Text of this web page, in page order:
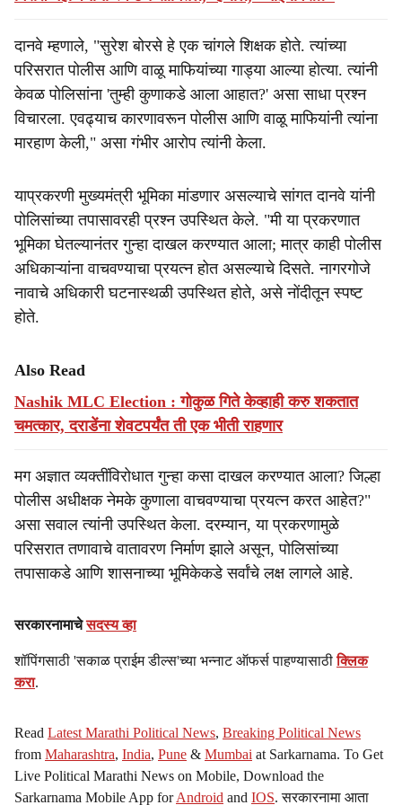
दानवे म्हणाले, "सुरेश बोरसे हे एक चांगले शिक्षक होते. त्यांच्या
परिसरात पोलीस आणि वाळू माफियांच्या गाड्या आल्या होत्या. त्यांनी
केवळ पोलिसांना 'तुम्ही कुणाकडे आला आहात?' असा साधा प्रश्न
विचारला. एवढ्याच कारणावरून पोलीस आणि वाळू माफियांनी त्यांना
मारहाण केली," असा गंभीर आरोप त्यांनी केला.
याप्रकरणी मुख्यमंत्री भूमिका मांडणार असल्याचे सांगत दानवे यांनी
पोलिसांच्या तपासावरही प्रश्न उपस्थित केले. "मी या प्रकरणात
भूमिका घेतल्यानंतर गुन्हा दाखल करण्यात आला; मात्र काही पोलीस
अधिकाऱ्यांना वाचवण्याचा प्रयत्न होत असल्याचे दिसते. नागरगोजे
नावाचे अधिकारी घटनास्थळी उपस्थित होते, असे नोंदीतून स्पष्ट
होते.
Also Read
Nashik MLC Election : गोकुळ गिते केव्हाही करु शकतात
चमत्कार, दराडेंना शेवटपर्यंत ती एक भीती राहणार
मग अज्ञात व्यक्तींविरोधात गुन्हा कसा दाखल करण्यात आला? जिल्हा
पोलीस अधीक्षक नेमके कुणाला वाचवण्याचा प्रयत्न करत आहेत?"
असा सवाल त्यांनी उपस्थित केला. दरम्यान, या प्रकरणामुळे
परिसरात तणावाचे वातावरण निर्माण झाले असून, पोलिसांच्या
तपासाकडे आणि शासनाच्या भूमिकेकडे सर्वांचे लक्ष लागले आहे.
सरकारनामाचेसदस्य व्हा
शॉपिंगसाठी 'सकाळ प्राईम डील्स'च्या भन्नाट ऑफर्स पाहण्यासाठीक्लिक
करा.
Read Latest Marathi Political News, Breaking Political News
from Maharashtra, India, Pune & Mumbai at Sarkarnama. To Get
Live Political Marathi News on Mobile, Download the
Sarkarnama Mobile App forAndroid and IOS. सरकारनामा आता